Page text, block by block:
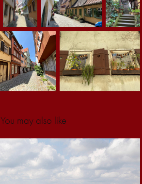
You may also like